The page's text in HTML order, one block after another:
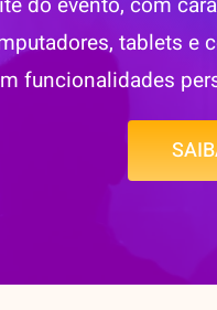
tablets e
funcionalidades